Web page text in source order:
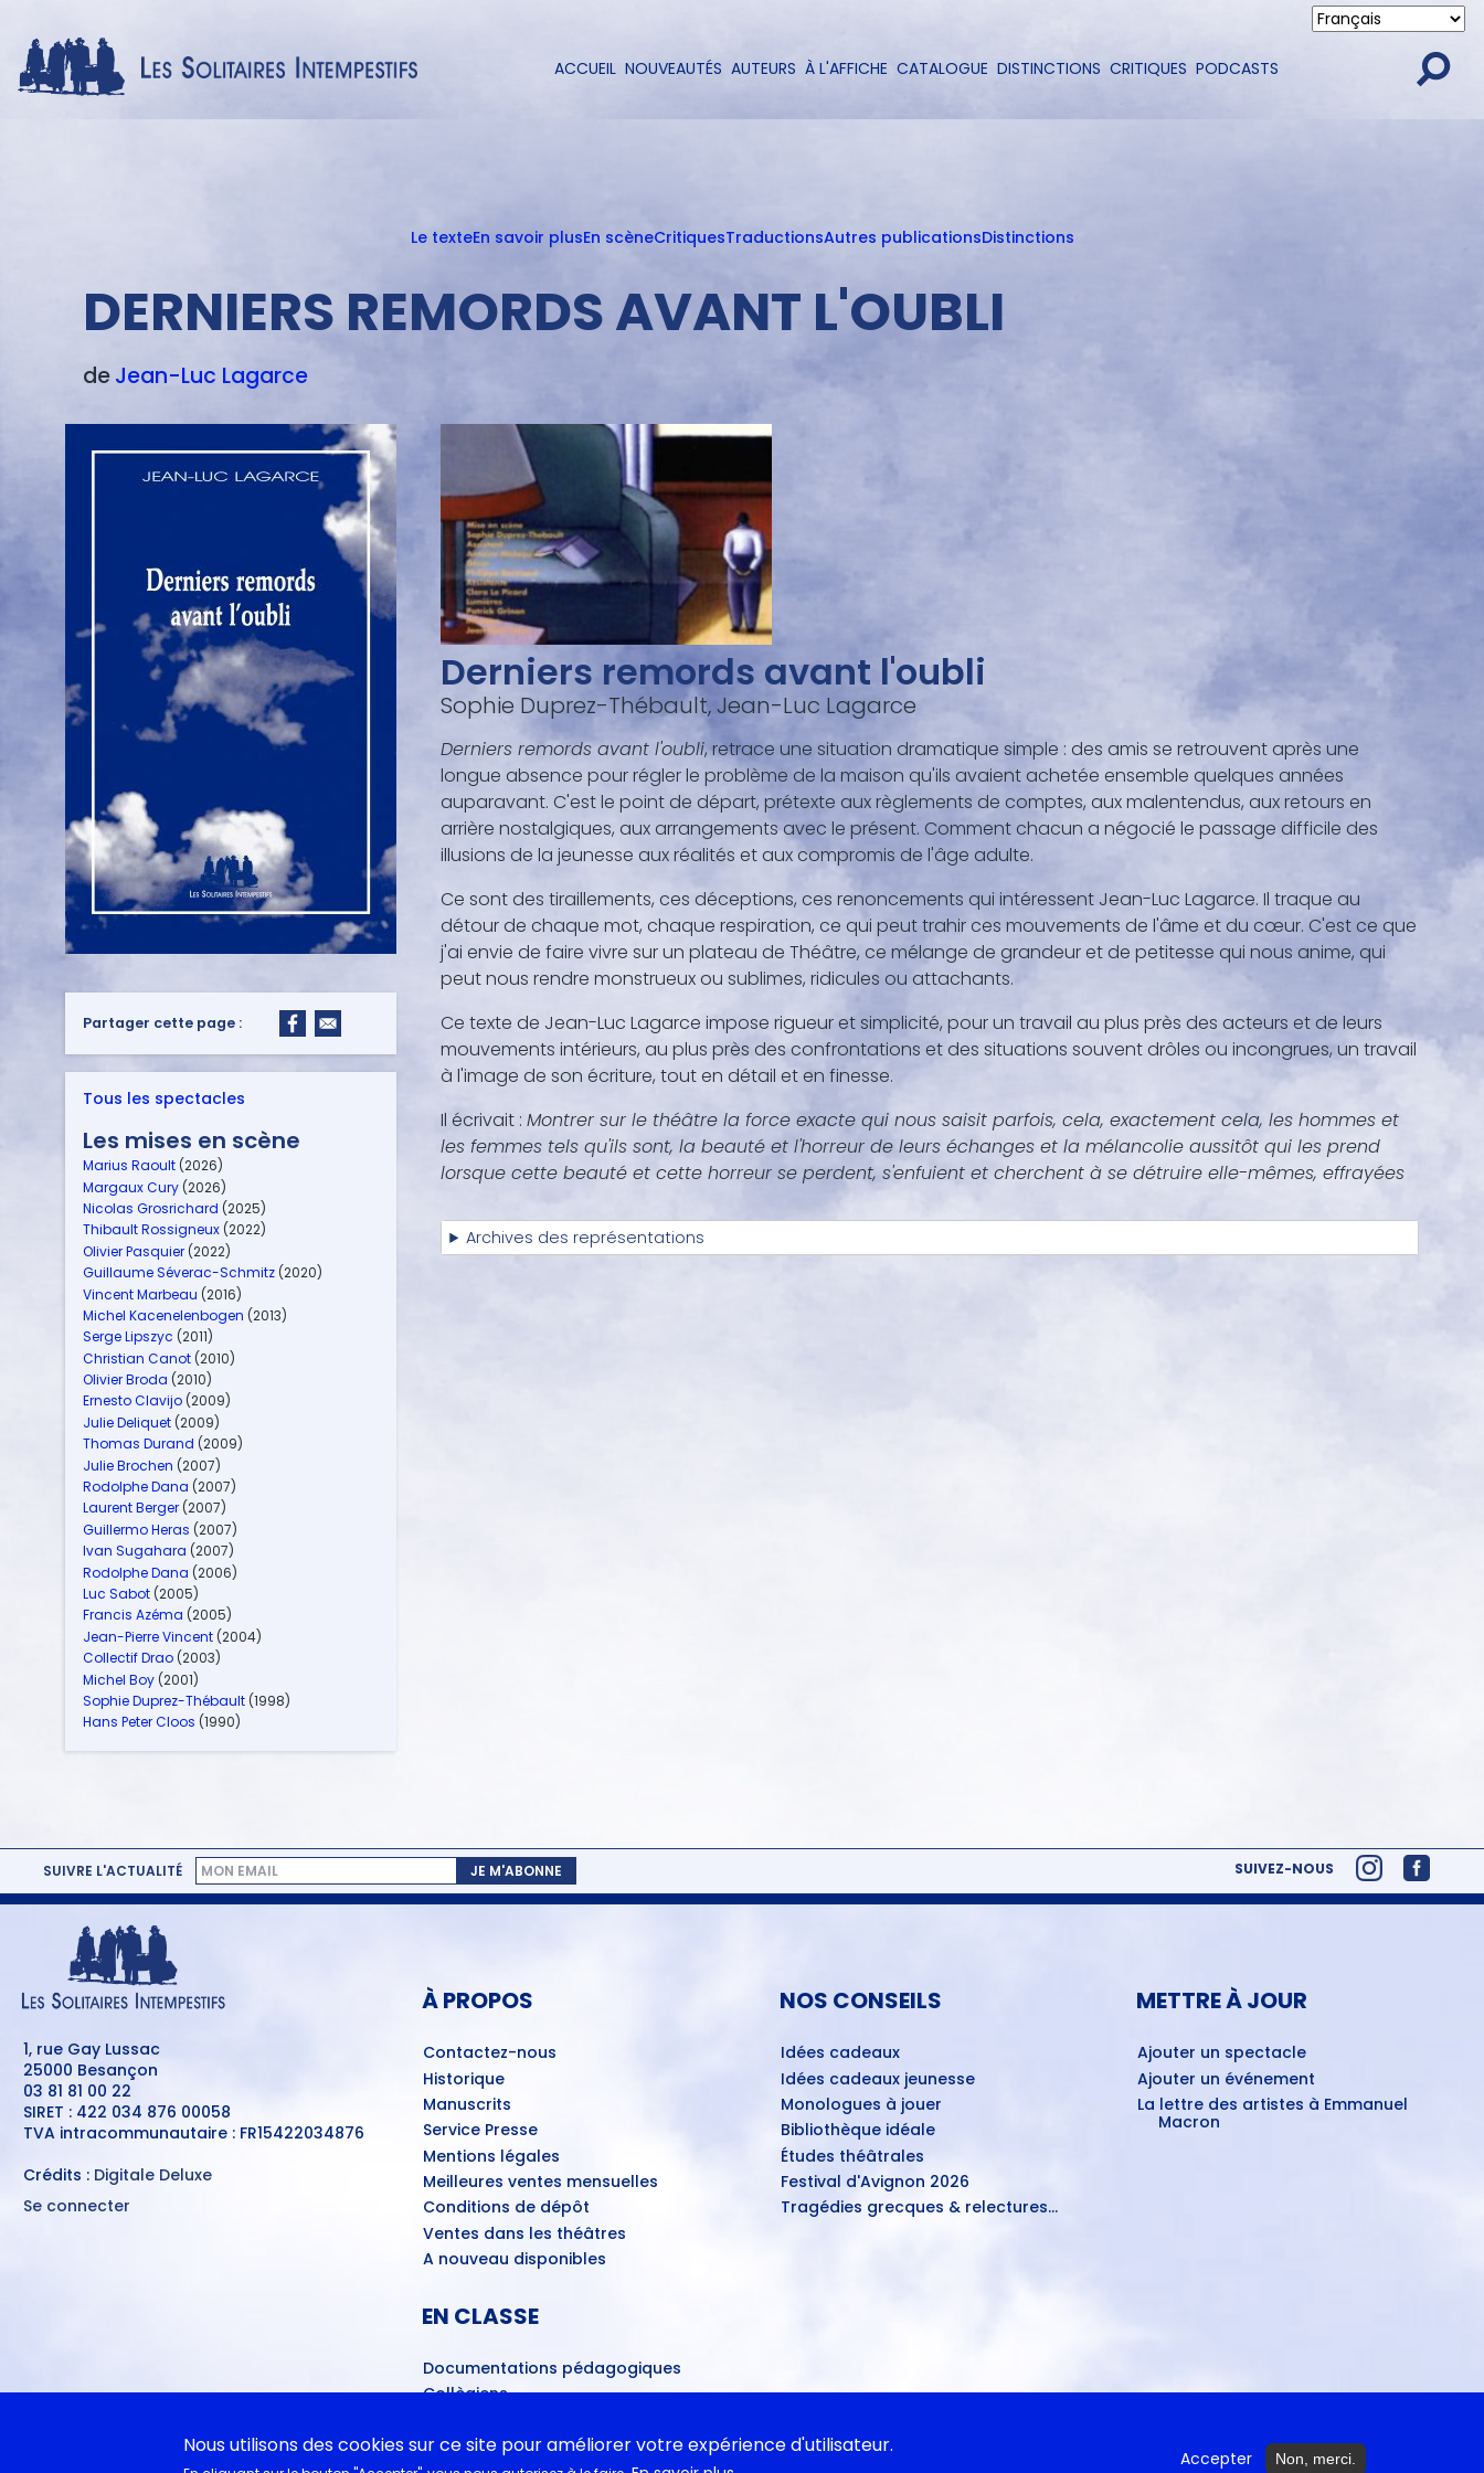
contenu
Navigation
ACCUEIL NOUVEAUTÉS AUTEURS À L'AFFICHE CATALOGUE DISTINCTIONS CRITIQUES PODCASTS
Le texteEn savoir plusEn scèneCritiquesTraductionsAutres publicationsDistinctions
DERNIERS REMORDS AVANT L'OUBLI
deJean-Luc Lagarce
Derniers remords avant l'oubli
Sophie Duprez-Thébault, Jean-Luc Lagarce
Derniers remords avant l'oubli, retrace une situation dramatique simple : des amis se retrouvent après une
longue absence pour régler le problème de la maison qu'ils avaient achetée ensemble quelques années
auparavant. C'est le point de départ, prétexte aux règlements de comptes, aux malentendus, aux retours en
arrière nostalgiques, aux arrangements avec le présent. Comment chacun a négocié le passage difficile des
illusions de la jeunesse aux réalités et aux compromis de l'âge adulte.
Ce sont des tiraillements, ces déceptions, ces renoncements qui intéressent Jean-Luc Lagarce. Il traque au
détour de chaque mot, chaque respiration, ce qui peut trahir ces mouvements de l'âme et du cœur. C'est ce que
j'ai envie de faire vivre sur un plateau de Théâtre, ce mélange de grandeur et de petitesse qui nous anime, qui
peut nous rendre monstrueux ou sublimes, ridicules ou attachants.
Ce texte de Jean-Luc Lagarce impose rigueur et simplicité, pour un travail au plus près des acteurs et de leurs
mouvements intérieurs, au plus près des confrontations et des situations souvent drôles ou incongrues, un travail
à l'image de son écriture, tout en détail et en finesse.
Il écrivait : Montrer sur le théâtre la force exacte qui nous saisit parfois, cela, exactement cela, les hommes et
les femmes tels qu'ils sont, la beauté et l'horreur de leurs échanges et la mélancolie aussitôt qui les prend
lorsque cette beauté et cette horreur se perdent, s'enfuient et cherchent à se détruire elle-mêmes, effrayées
Archives des représentations
Partager cette page :
Tous les spectacles
Les mises en scène
Marius Raoult (2026)
Margaux Cury (2026)
Nicolas Grosrichard (2025)
Thibault Rossigneux (2022)
Olivier Pasquier (2022)
Guillaume Séverac-Schmitz (2020)
Vincent Marbeau (2016)
Michel Kacenelenbogen (2013)
Serge Lipszyc (2011)
Christian Canot (2010)
Olivier Broda (2010)
Ernesto Clavijo (2009)
Julie Deliquet (2009)
Thomas Durand (2009)
Julie Brochen (2007)
Rodolphe Dana (2007)
Laurent Berger (2007)
Guillermo Heras (2007)
Ivan Sugahara (2007)
Rodolphe Dana (2006)
Luc Sabot (2005)
Francis Azéma (2005)
Jean-Pierre Vincent (2004)
Collectif Drao (2003)
Michel Boy (2001)
Sophie Duprez-Thébault (1998)
Hans Peter Cloos (1990)
SUIVRE L'ACTUALITÉ JE M'ABONNE SUIVEZ-NOUS
1, rue Gay Lussac
25000 Besançon
03 81 81 00 22
SIRET : 422 034 876 00058
TVA intracommunautaire : FR15422034876
Crédits : Digitale Deluxe
MENU
Se connecter
À PROPOS
Contactez-nous
Historique
Manuscrits
Service Presse
Mentions légales
Meilleures ventes mensuelles
Conditions de dépôt
Ventes dans les théâtres
A nouveau disponibles
NOS CONSEILS
Idées cadeaux
Idées cadeaux jeunesse
Monologues à jouer
Bibliothèque idéale
Études théâtrales
Festival d'Avignon 2026
Tragédies grecques & relectures...
METTRE À JOUR
Ajouter un spectacle
Ajouter un événement
La lettre des artistes à Emmanuel
Macron
EN CLASSE
Documentations pédagogiques
Collègiens
littéraires
Nous utilisons des cookies sur ce site pour améliorer votre expérience d'utilisateur.
Accepter Non, merci.